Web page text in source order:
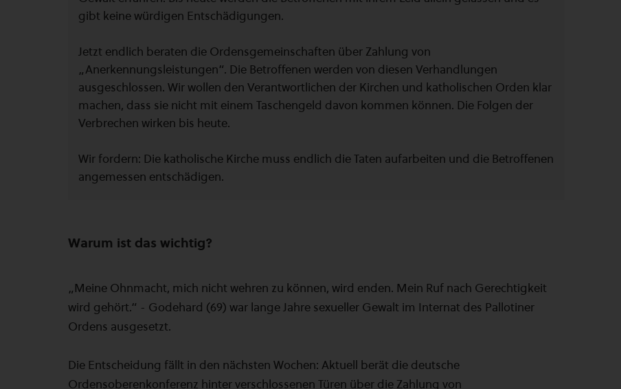
gibt keine würdigen Entschädigungen.
Jetzt endlich beraten die Ordensgemeinschaften über Zahlung von
„Anerkennungsleistungen“. Die Betroffenen werden von diesen Verhandlungen
ausgeschlossen. Wir wollen den Verantwortlichen der Kirchen und katholischen Orden klar
machen, dass sie nicht mit einem Taschengeld davon kommen können. Die Folgen der
Verbrechen wirken bis heute.
Wir fordern: Die katholische Kirche muss endlich die Taten aufarbeiten und die Betroffenen
angemessen entschädigen.
Warum ist das wichtig?
„Meine Ohnmacht, mich nicht wehren zu können, wird enden. Mein Ruf nach Gerechtigkeit
wird gehört.“ - Godehard (69) war lange Jahre sexueller Gewalt im Internat des Pallotiner
Ordens ausgesetzt.
Die Entscheidung fällt in den nächsten Wochen: Aktuell berät die deutsche
Ordensoberenkonferenz hinter verschlossenen Türen über die Zahlung von